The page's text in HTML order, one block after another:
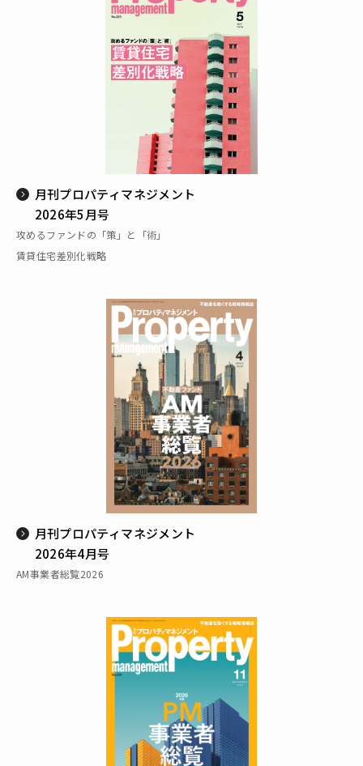
月刊プロパティマネジメント
2026年5月号
攻めるファンドの「策」と「術」
賃貸住宅差別化戦略
月刊プロパティマネジメント
2026年4月号
AM事業者総覧2026